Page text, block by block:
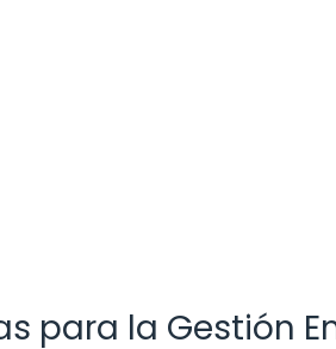
para la Gestión